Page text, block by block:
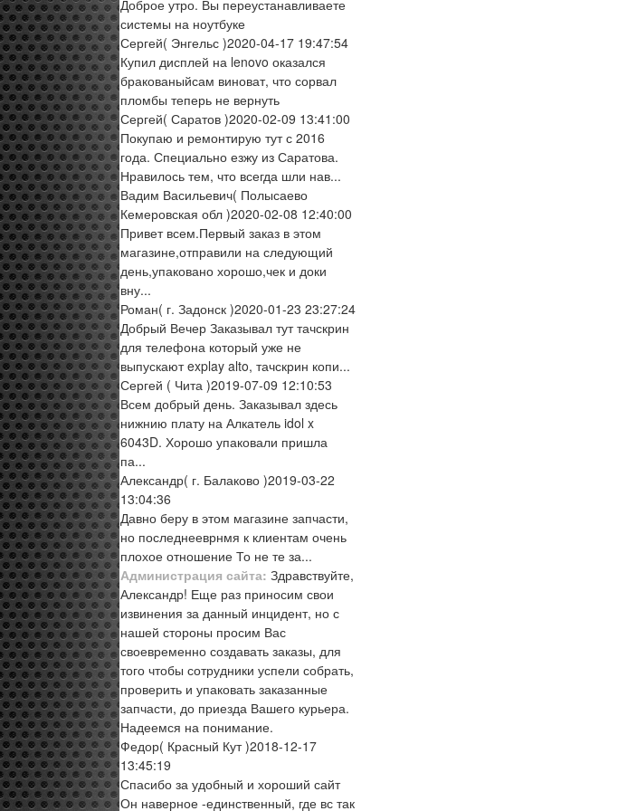
Доброе утро. Вы переустанавливаете
системы на ноутбуке
Сергей( Энгельс )2020-04-17 19:47:54
Купил дисплей на lenovo оказался
бракованыйсам виноват, что сорвал
пломбы теперь не вернуть
Сергей( Саратов )2020-02-09 13:41:00
Покупаю и ремонтирую тут с 2016
года. Специально езжу из Саратова.
Нравилось тем, что всегда шли нав...
Вадим Васильевич( Полысаево
Кемеровская обл )2020-02-08 12:40:00
Привет всем.Первый заказ в этом
магазине,отправили на следующий
день,упаковано хорошо,чек и доки
вну...
Роман( г. Задонск )2020-01-23 23:27:24
Добрый Вечер Заказывал тут тачскрин
для телефона который уже не
выпускают explay alto, тачскрин копи...
Сергей ( Чита )2019-07-09 12:10:53
Всем добрый день. Заказывал здесь
нижнию плату на Алкатель idol x
6043D. Хорошо упаковали пришла
па...
Александр( г. Балаково )2019-03-22
13:04:36
Давно беру в этом магазине запчасти,
но последнееврнмя к клиентам очень
плохое отношение То не те за...
Администрация сайта: Здравствуйте,
Александр! Еще раз приносим свои
извинения за данный инцидент, но с
нашей стороны просим Вас
своевременно создавать заказы, для
того чтобы сотрудники успели собрать,
проверить и упаковать заказанные
запчасти, до приезда Вашего курьера.
Надеемся на понимание.
Федор( Красный Кут )2018-12-17
13:45:19
Спасибо за удобный и хороший сайт
Он наверное -единственный, где вс так